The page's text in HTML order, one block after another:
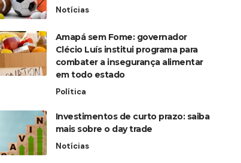
Notícias
Amapá sem Fome: governador
Clécio Luís institui programa para
combater a insegurança alimentar
em todo estado
Política
Investimentos de curto prazo: saiba
mais sobre o day trade
Notícias